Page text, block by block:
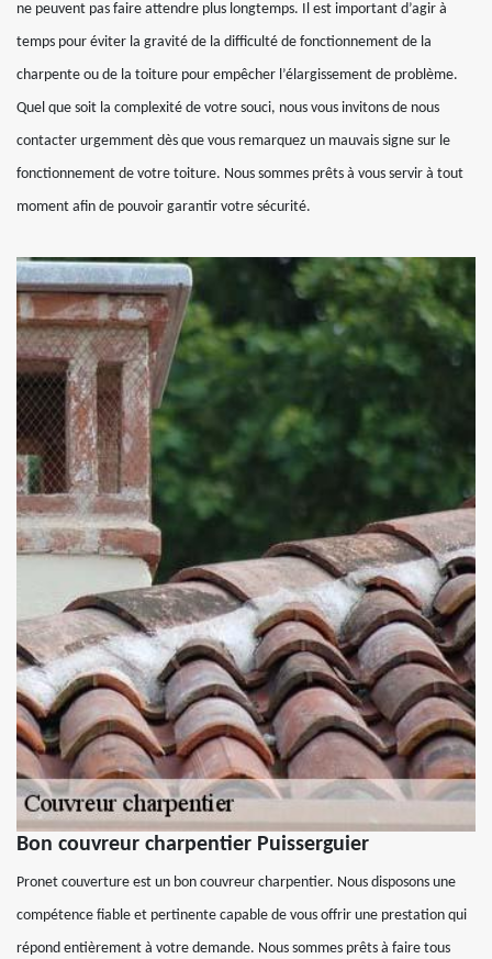
ne peuvent pas faire attendre plus longtemps. Il est important d’agir à
temps pour éviter la gravité de la difficulté de fonctionnement de la
charpente ou de la toiture pour empêcher l’élargissement de problème.
Quel que soit la complexité de votre souci, nous vous invitons de nous
contacter urgemment dès que vous remarquez un mauvais signe sur le
fonctionnement de votre toiture. Nous sommes prêts à vous servir à tout
moment afin de pouvoir garantir votre sécurité.
Bon couvreur charpentier Puisserguier
Pronet couverture est un bon couvreur charpentier. Nous disposons une
compétence fiable et pertinente capable de vous offrir une prestation qui
répond entièrement à votre demande. Nous sommes prêts à faire tous